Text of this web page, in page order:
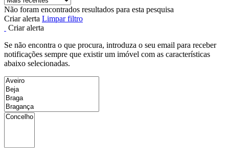
Não foram encontrados resultados para esta pesquisa
Criar alerta Limpar filtro
Criar alerta
Se não encontra o que procura, introduza o seu email para receber
notificações sempre que existir um imóvel com as características
abaixo selecionadas.